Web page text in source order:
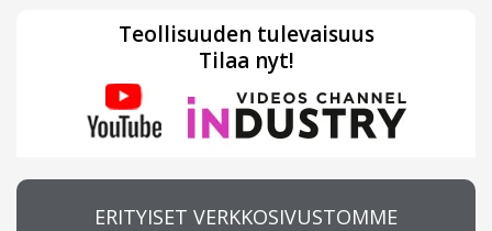
Teollisuuden tulevaisuus
Tilaa nyt!
ERITYISET VERKKOSIVUSTOMME